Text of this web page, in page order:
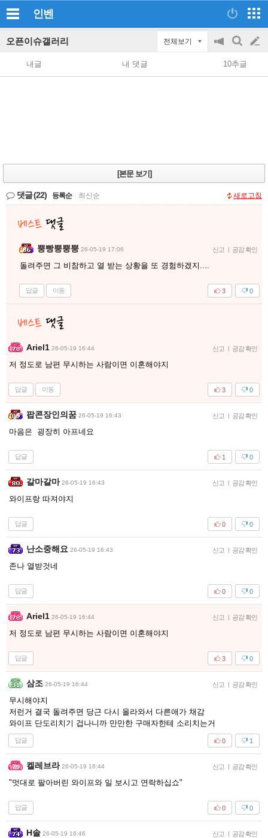
인벤
오픈이슈갤러리 전체보기
공
지
on/off
검
색
글
쓰
내글 내 댓글 10추글
[본문 보기]
댓글(22) 등록순 최신순 새로고침
뿡빵뿡뿡뿡 26-05-19 17:06 신고 | 공감 확인
돌려주면 그 비참하고 열 받는 상황을 또 경험하겠지....
답글 이동 0
3
Ariel1 26-05-19 16:44 신고 | 공감 확인
저 정도로 남편 무시하는 사람이면 이혼해야지
답글 이동 0
3
팝콘장인의꿈 26-05-19 16:43 신고 | 공감 확인
마음은 굉장히 아프네요
답글 0
1
갈마갈마 26-05-19 16:43 신고 | 공감 확인
와이프랑 따져야지
답글 0
0
난소중해요 26-05-19 16:43 신고 | 공감 확인
존나 열받것네
답글 0
0
Ariel1 26-05-19 16:44 신고 | 공감 확인
저 정도로 남편 무시하는 사람이면 이혼해야지
답글 0
3
삼조 26-05-19 16:44 신고 | 공감 확인
무시해야지
저런거 결국 돌려주면 당근 다시 올라와서 다른애가 채감
와이프 단도리치기 겁나니까 만만한 구매자한테 소리치는거
답글 1
0
켈레브라 26-05-19 16:44 신고 | 공감 확인
"멋대로 팔아버린 와이프와 일 보시고 연락하십쇼"
답글 0
0
H솔 26-05-19 16:46 신고 | 공감 확인